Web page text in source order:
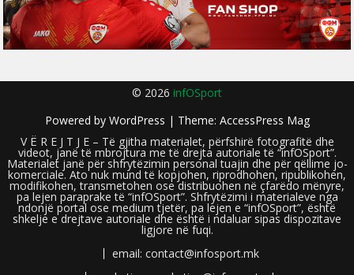
© 2026 infOSport
Powered by WordPress | Theme: AccessPress Mag
V Ë R E J T J E – Të gjitha materialet, përfshirë fotografitë dhe
videot, janë të mbrojtura me të drejta autoriale të “infOSport”.
Materialet janë për shfrytëzimin personal tuajin dhe për qëllime jo-
komerciale. Ato nuk mund të kopjohen, riprodhohen, ripublikohen,
modifikohen, transmetohen ose distribuohen në çfarëdo mënyre,
pa lejen paraprake të “infOSport”. Shfrytëzimi i materialeve nga
ndonjë portal ose medium tjetër, pa lejen e “infOSport”, është
shkelje e drejtave autoriale dhe është i ndaluar sipas dispozitave
ligjore në fuqi.
email: contact@infosport.mk